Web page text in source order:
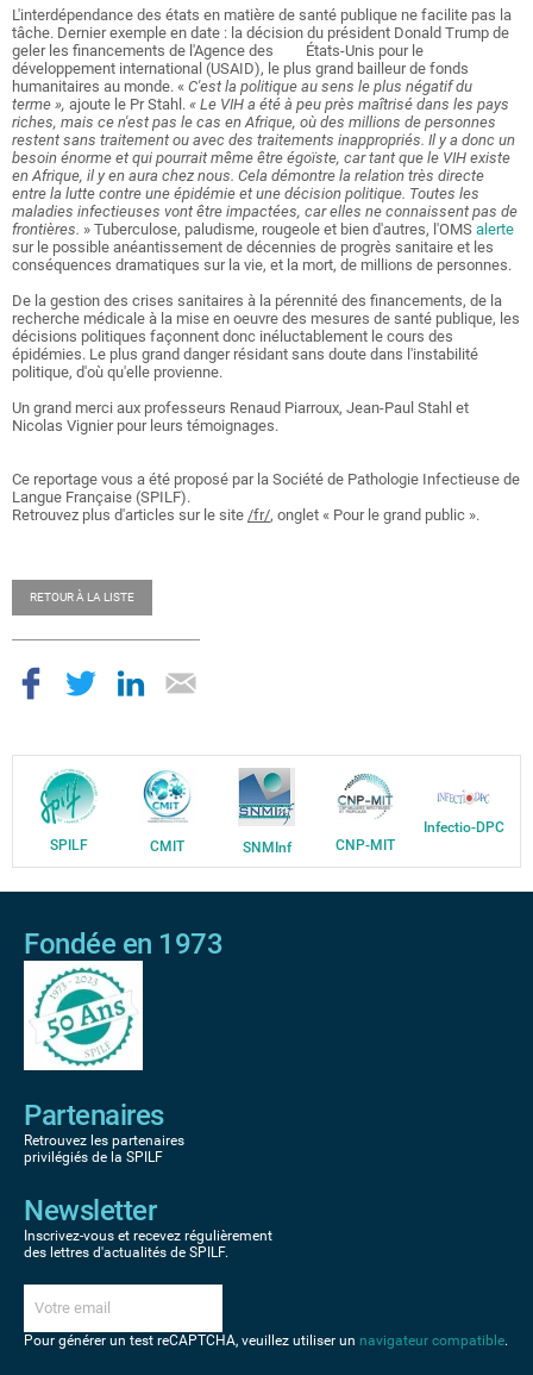
L'interdépendance des états en matière de santé publique ne facilite pas la
tâche. Dernier exemple en date : la décision du président Donald Trump de
geler les financements de l'Agence des États-Unis pour le
développement international (USAID), le plus grand bailleur de fonds
humanitaires au monde. « C'est la politique au sens le plus négatif du
terme », ajoute le Pr Stahl. « Le VIH a été à peu près maîtrisé dans les pays
riches, mais ce n'est pas le cas en Afrique, où des millions de personnes
restent sans traitement ou avec des traitements inappropriés. Il y a donc un
besoin énorme et qui pourrait même être égoïste, car tant que le VIH existe
en Afrique, il y en aura chez nous. Cela démontre la relation très directe
entre la lutte contre une épidémie et une décision politique. Toutes les
maladies infectieuses vont être impactées, car elles ne connaissent pas de
frontières. » Tuberculose, paludisme, rougeole et bien d'autres, l'OMS alerte
sur le possible anéantissement de décennies de progrès sanitaire et les
conséquences dramatiques sur la vie, et la mort, de millions de personnes.
De la gestion des crises sanitaires à la pérennité des financements, de la
recherche médicale à la mise en oeuvre des mesures de santé publique, les
décisions politiques façonnent donc inéluctablement le cours des
épidémies. Le plus grand danger résidant sans doute dans l'instabilité
politique, d'où qu'elle provienne.
Un grand merci aux professeurs Renaud Piarroux, Jean-Paul Stahl et
Nicolas Vignier pour leurs témoignages.
Ce reportage vous a été proposé par la Société de Pathologie Infectieuse de
Langue Française (SPILF).
Retrouvez plus d'articles sur le site /fr/, onglet « Pour le grand public ».
RETOUR À LA LISTE
SPILF CMIT SNMInf CNP-MIT
Infectio-DPC
Fondée en 1973
Partenaires
Retrouvez les partenaires
privilégiés de la SPILF
Newsletter
Inscrivez-vous et recevez régulièrement
des lettres d'actualités de SPILF.
Pour générer un test reCAPTCHA, veuillez utiliser un navigateur compatible.